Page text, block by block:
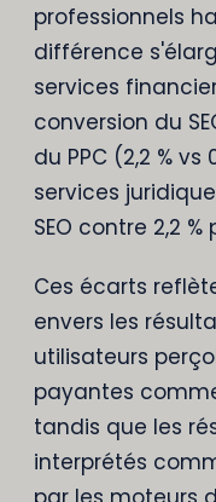
professionnels
différence
services
conversion du
du PPC (2,2 %
services
SEO contre 2,2 %
Ces écarts
envers les
utilisateurs
payantes
tandis que les
interprétés